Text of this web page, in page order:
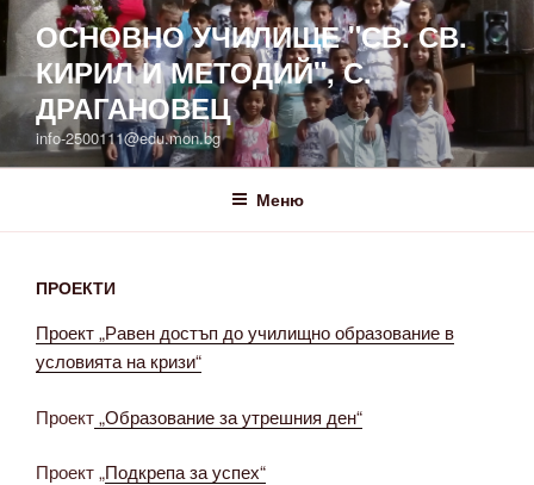
Напред
към
съдържанието
ОСНОВНО УЧИЛИЩЕ "СВ. СВ.
КИРИЛ И МЕТОДИЙ", С.
ДРАГАНОВЕЦ
info-2500111@edu.mon.bg
Меню
ПРОЕКТИ
Проект „Равен достъп до училищно образование в
условията на кризи“
Проект„Образование за утрешния ден“
Проект „Подкрепа за успех“